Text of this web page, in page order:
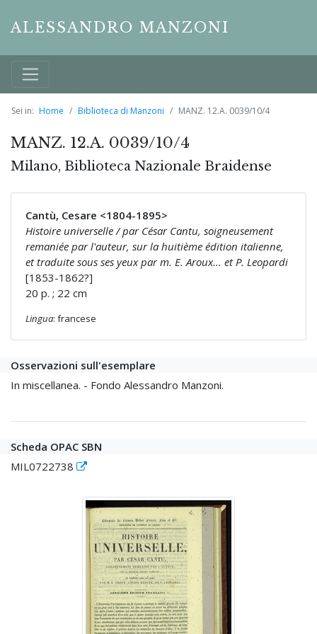
ALESSANDRO MANZONI
Sei in: Home Biblioteca di Manzoni MANZ. 12.A. 0039/10/4
MANZ. 12.A. 0039/10/4
Milano, Biblioteca Nazionale Braidense
Cantù, Cesare <1804-1895>
Histoire universelle / par César Cantu, soigneusement
remaniée par l'auteur, sur la huitième édition italienne,
et traduite sous ses yeux par m. E. Aroux... et P. Leopardi
[1853-1862?]
20 p. ; 22 cm
Lingua: francese
Osservazioni sull'esemplare
In miscellanea. - Fondo Alessandro Manzoni.
Scheda OPAC SBN
MIL0722738